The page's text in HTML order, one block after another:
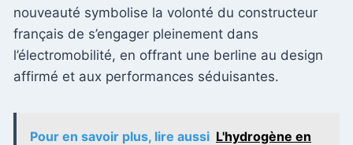
nouveauté symbolise la volonté du constructeur
français de s’engager pleinement dans
l’électromobilité, en offrant une berline au design
affirmé et aux performances séduisantes.
Pour en savoir plus, lire aussi L'hydrogène en